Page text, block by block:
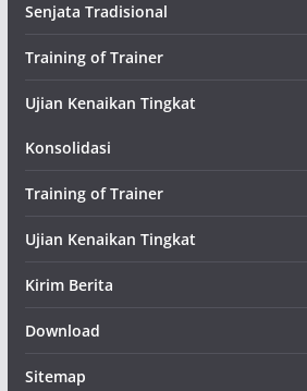
Senjata Tradisional
Training of Trainer
Ujian Kenaikan Tingkat
Konsolidasi
Training of Trainer
Ujian Kenaikan Tingkat
Kirim Berita
Download
Sitemap